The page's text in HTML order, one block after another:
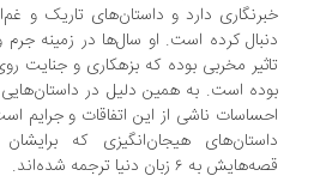
خبرنگاری دارد و داستان‌های تاریک و
دنبال کرده است. او سال‌ها در زمینه
تاثیر مخربی بوده که بزهکاری و جنایت
بوده است. به همین دلیل در
احساسات ناشی از این اتفاقات و جرایم
داستان‌های هیجان‌انگیزی که
قصه‌هایش به ۶ زبان دنیا ترجمه شده‌اند.